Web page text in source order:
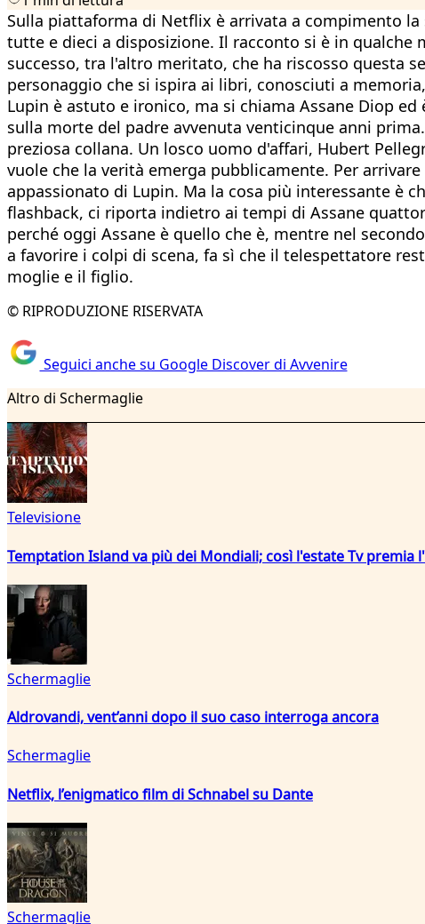
Sulla piattaforma di Netflix è arrivata a compimento
tutte e dieci a disposizione. Il racconto si è in
successo, tra l'altro meritato, che ha riscosso questa
personaggio che si ispira ai libri, conosciuti a
Lupin è astuto e ironico, ma si chiama Assane Diop
sulla morte del padre avvenuta venticinque anni
preziosa collana. Un losco uomo d'affari, Hubert
vuole che la verità emerga pubblicamente. Per
appassionato di Lupin. Ma la cosa più interessante è
flashback, ci riporta indietro ai tempi di Assane
perché oggi Assane è quello che è, mentre nel
a favorire i colpi di scena, fa sì che il telespettatore
moglie e il figlio.
© RIPRODUZIONE RISERVATA
Seguici anche su Google Discover di Avvenire
Altro di Schermaglie
Televisione
Temptation Island va più dei Mondiali; così l'estate Tv premia
Schermaglie
Aldrovandi, vent’anni dopo il suo caso interroga ancora
Schermaglie
Netflix, l’enigmatico film di Schnabel su Dante
Schermaglie